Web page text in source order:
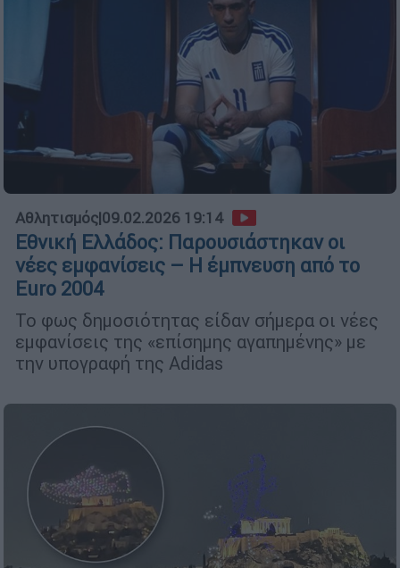
Αθλητισμός|09.02.2026 19:14
Εθνική Ελλάδος: Παρουσιάστηκαν οι
νέες εμφανίσεις – Η έμπνευση από το
Euro 2004
Το φως δημοσιότητας είδαν σήμερα οι νέες
εμφανίσεις της «επίσημης αγαπημένης» με
την υπογραφή της Adidas